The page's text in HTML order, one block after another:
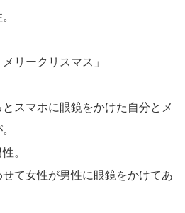
リークリスマス」
スマホに眼鏡をかけた自分とメ
。
て女性が男性に眼鏡をかけてあ